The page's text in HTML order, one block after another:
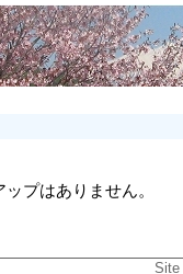
プはありません。